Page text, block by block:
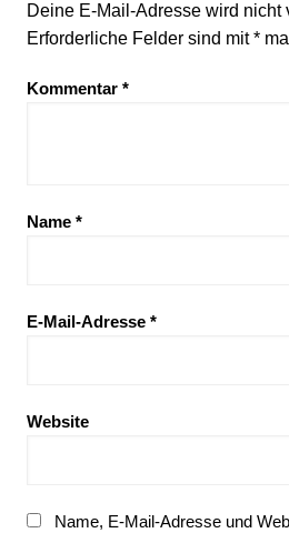
Deine E-Mail-Adresse wird nicht
Erforderliche Felder sind mit*
Kommentar *
Name *
E-Mail-Adresse *
Website
Name, E-Mail-Adresse und